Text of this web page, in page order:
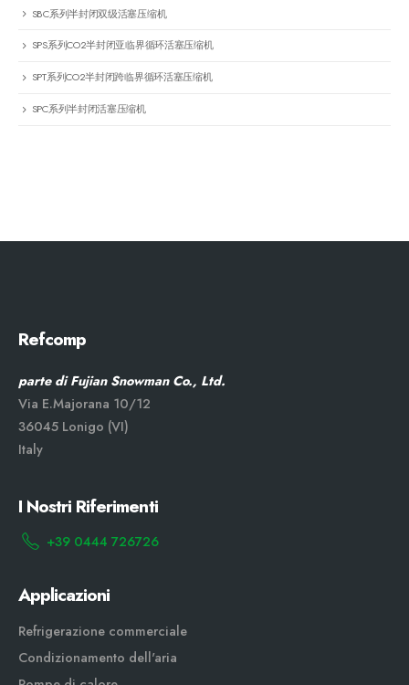
SBC系列半封闭双级活塞压缩机
SPS系列CO2半封闭亚临界循环活塞压缩机
SPT系列CO2半封闭跨临界循环活塞压缩机
SPC系列半封闭活塞压缩机
Refcomp
parte di Fujian Snowman Co., Ltd.
Via E.Majorana 10/12
36045 Lonigo (VI)
Italy
I Nostri Riferimenti
+39 0444 726726
Applicazioni
Refrigerazione commerciale
Condizionamento dell'aria